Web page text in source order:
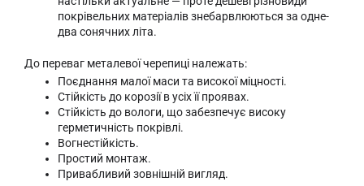
покрівельних матеріалів знебарвлюються за одне-
два сонячних літа.
До переваг металевої черепиці належать:
Поєднання малої маси та високої міцності.
Стійкість до корозії в усіх її проявах.
Стійкість до вологи, що забезпечує високу
герметичність покрівлі.
Вогнестійкість.
Простий монтаж.
Привабливий зовнішній вигляд.